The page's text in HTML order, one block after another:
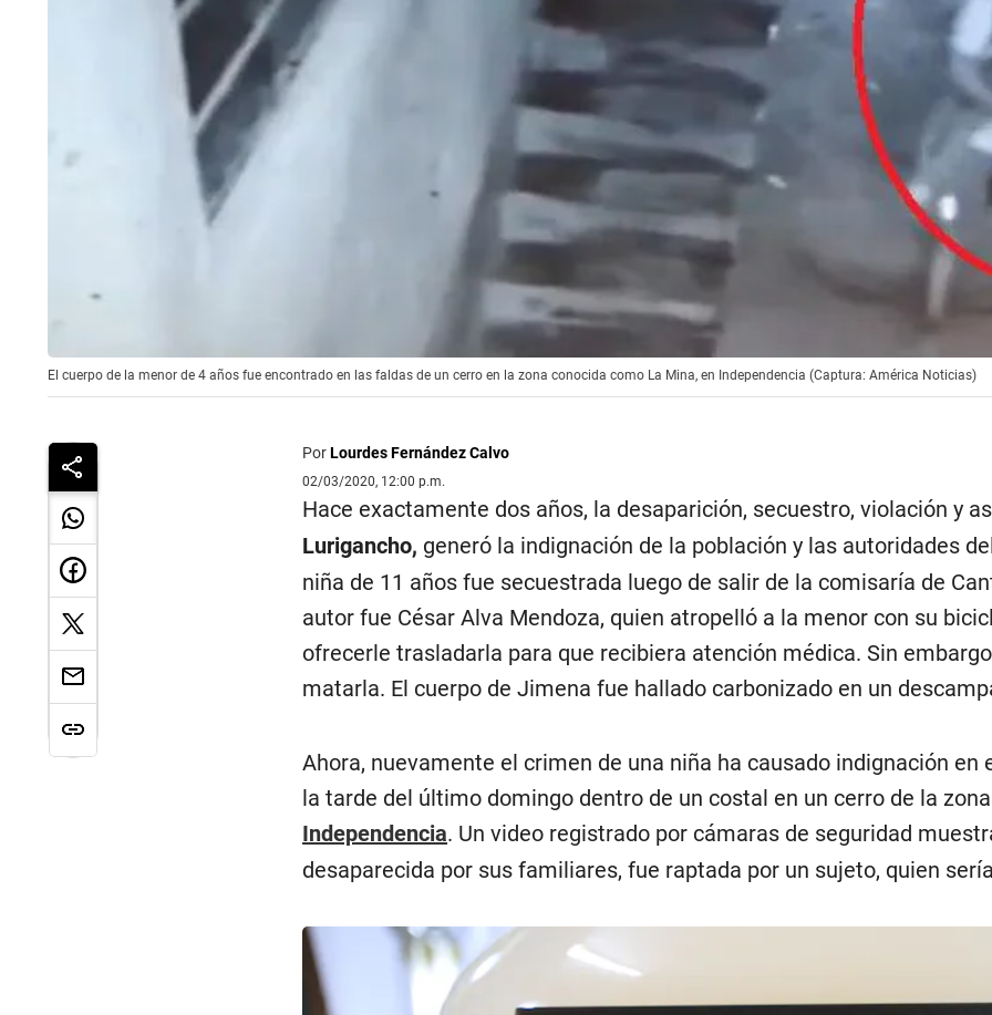
El cuerpo de la menor de 4 años fue encontrado en las faldas de un cerro en la zona conocida como La Mina, en Independencia (Captura: América Noticias)
PorLourdes Fernández Calvo
02/03/2020, 12:00 p.m.
Hace exactamente dos años, la desaparición, secuestro, violación y
Lurigancho, generó la indignación de la población y las autoridades
niña de 11 años fue secuestrada luego de salir de la comisaría de
autor fue César Alva Mendoza, quien atropelló a la menor con su
ofrecerle trasladarla para que recibiera atención médica. Sin
matarla. El cuerpo de Jimena fue hallado carbonizado en un
Ahora, nuevamente el crimen de una niña ha causado indignación
la tarde del último domingo dentro de un costal en un cerro de la
Independencia. Un video registrado por cámaras de seguridad
desaparecida por sus familiares, fue raptada por un sujeto, quien